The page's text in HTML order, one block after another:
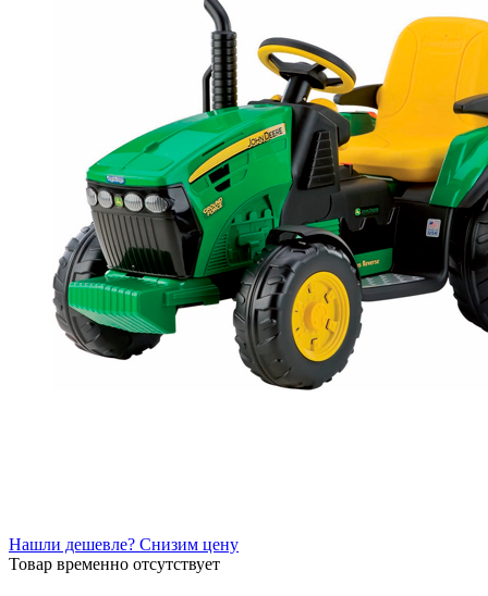
Нашли дешевле? Снизим цену
Товар временно отсутствует